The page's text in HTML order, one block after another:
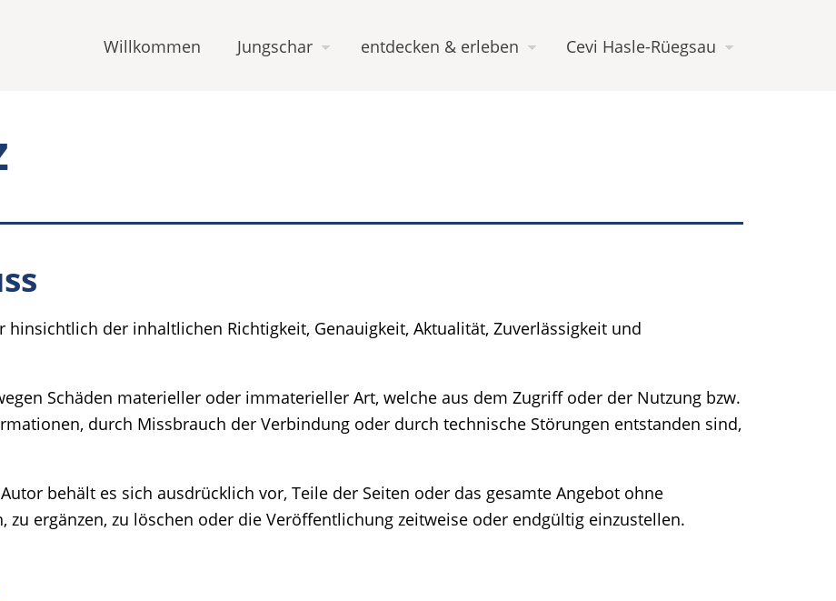
Willkommen Jungschar entdecken & erleben Cevi Hasle-Rüegsau
der inhaltlichen Richtigkeit, Genauigkeit, Aktualität, Zuverlässigkeit und
Schäden materieller oder immaterieller Art, welche aus dem Zugriff oder der Nutzung bzw.
durch Missbrauch der Verbindung oder durch technische Störungen entstanden sind,
behält es sich ausdrücklich vor, Teile der Seiten oder das gesamte Angebot ohne
zu ergänzen, zu löschen oder die Veröffentlichung zeitweise oder endgültig einzustellen.